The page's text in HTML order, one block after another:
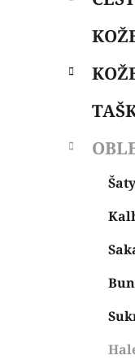
p
l
Šaty